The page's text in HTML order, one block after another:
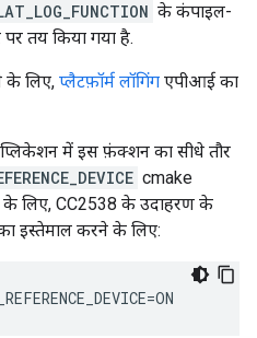
के कंपाइल-
पर तय किया गया है.
के लिए, प्लैटफ़ॉर्म लॉगिंग एपीआई का
में इस फ़ंक्शन का सीधे तौर
cmake
के लिए, CC2538 के उदाहरण के
इस्तेमाल करने के लिए: